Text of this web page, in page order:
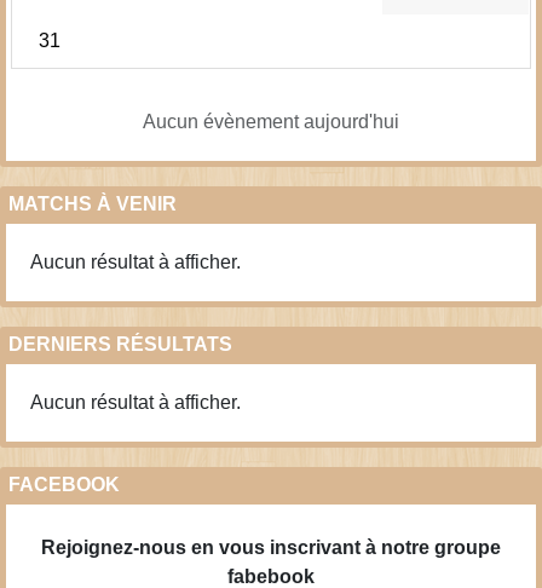
31
Aucun évènement aujourd'hui
MATCHS À VENIR
Aucun résultat à afficher.
DERNIERS RÉSULTATS
Aucun résultat à afficher.
FACEBOOK
Rejoignez-nous en vous inscrivant à notre groupe
fabebook